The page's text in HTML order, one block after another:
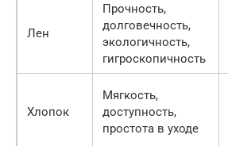
Лен
Прочность,
долговечность,
экологичность,
гигроскопичность
Хлопок
Мягкость,
доступность,
простота в уходе